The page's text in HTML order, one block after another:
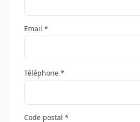
Email *
Téléphone *
Code postal *